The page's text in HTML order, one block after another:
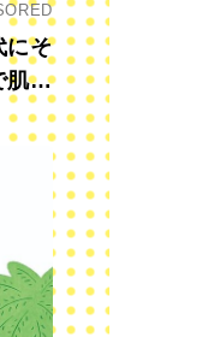
にそ
肌も